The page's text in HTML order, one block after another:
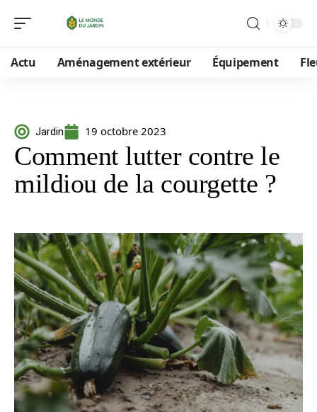
Actu Aménagement extérieur Équipement
Jardin 19 octobre 2023
Comment lutter contre le
mildiou de la courgette ?